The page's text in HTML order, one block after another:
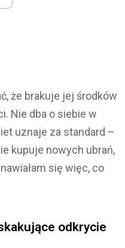
że brakuje jej środków
Nie dba o siebie w
uznaje za standard –
kupuje nowych ubrań,
się więc, co
odkrycie